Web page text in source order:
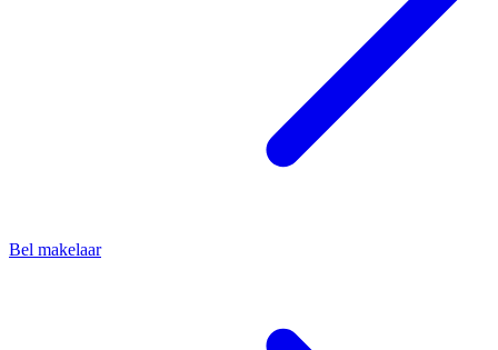
Bel makelaar